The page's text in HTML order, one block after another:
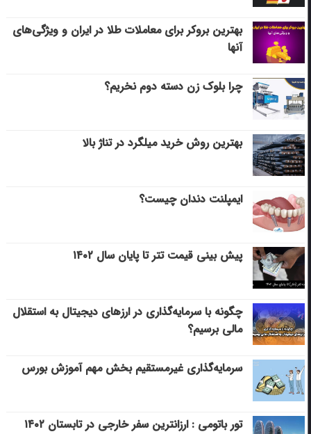
بهترین بروکر برای معاملات طلا در ایران و ویژگی‌های
آنها
چرا بلوک زن دسته دوم نخریم؟
بهترین روش خرید میلگرد در تناژ بالا
ایمپلنت دندان چیست؟
پیش بینی قیمت تتر تا پایان سال ۱۴۰۲
چگونه با سرمایه‌گذاری در ارزهای دیجیتال به استقلال
مالی برسیم؟
سرمایه‌گذاری غیرمستقیم بخش مهم آموزش بورس
تور باتومی : ارزانترین سفر خارجی در تابستان ۱۴۰۲